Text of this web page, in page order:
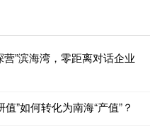
”滨海湾，零距离对话企业
”如何转化为南海“产值”？